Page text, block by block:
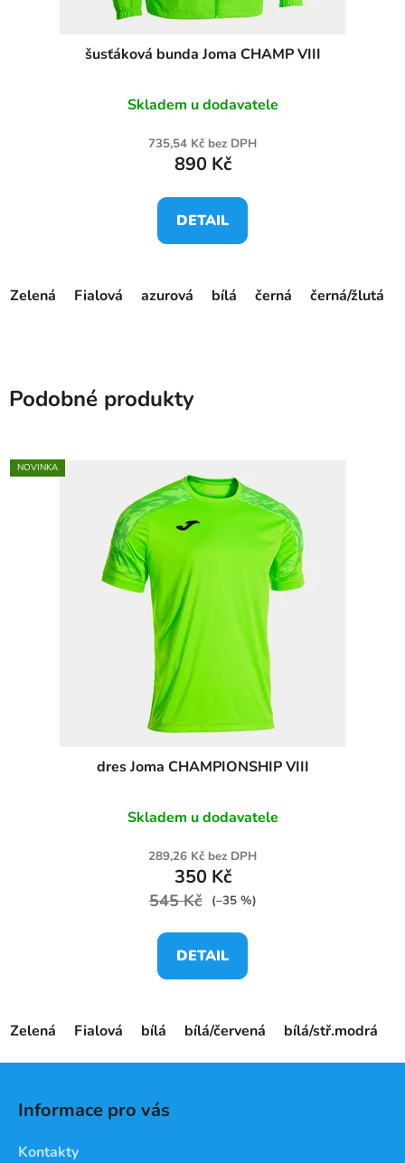
šusťáková bunda Joma CHAMP VIII
Skladem u dodavatele
735,54 Kč bez DPH
890 Kč
DETAIL
Zelená Fialová azurová bílá černá černá/žlutá
Podobné produkty
NOVINKA
dres Joma CHAMPIONSHIP VIII
Skladem u dodavatele
289,26 Kč bez DPH
350 Kč
545 Kč (–35 %)
DETAIL
Zelená Fialová bílá bílá/červená bílá/stř.modrá
Informace pro vás
Kontakty